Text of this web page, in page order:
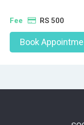
Fee RS 500
Book